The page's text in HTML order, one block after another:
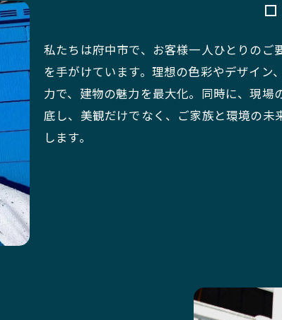
私たちは府中市で、お客様一人ひとりの
を手がけています。理想の色彩やデザイ
力で、建物の魅力を最大化。同時に、現
底し、美観だけでなく、ご家族と環境の
します。